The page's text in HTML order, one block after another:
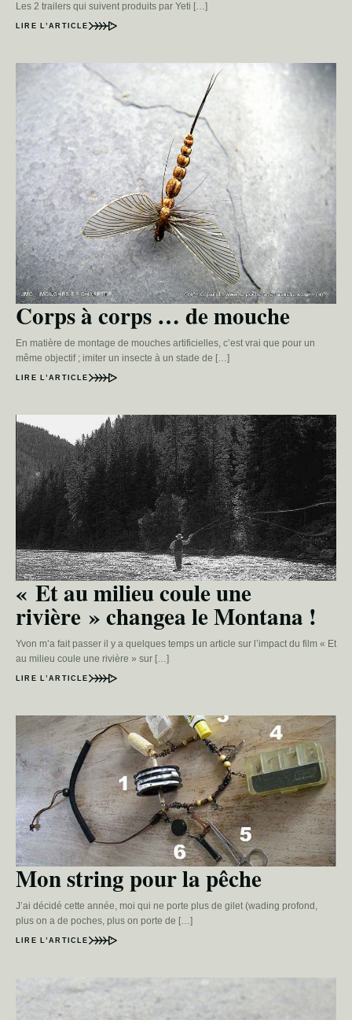
Les 2 trailers qui suivent produits par Yeti […]
LIRE L’ARTICLE
Corps à corps … de mouche
En matière de montage de mouches artificielles, c’est vrai que pour un
même objectif ; imiter un insecte à un stade de […]
LIRE L’ARTICLE
« Et au milieu coule une
rivière » changea le Montana !
Yvon m’a fait passer il y a quelques temps un article sur l’impact du film « Et
au milieu coule une rivière » sur […]
LIRE L’ARTICLE
Mon string pour la pêche
J’ai décidé cette année, moi qui ne porte plus de gilet (wading profond,
plus on a de poches, plus on porte de […]
LIRE L’ARTICLE